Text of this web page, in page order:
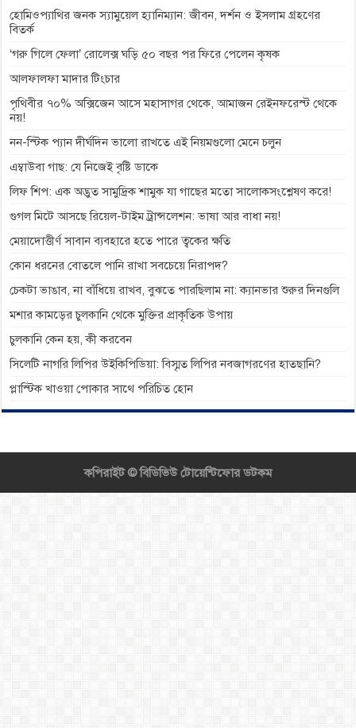
o
g
r
p
a
n
হোমিওপ্যাথির জনক স্যামুয়েল হ্যানিম্যান: জীবন, দর্শন ও ইসলাম গ্রহণের
বিতর্ক
‘গরু গিলে ফেলা’ রোলেক্স ঘড়ি ৫০ বছর পর ফিরে পেলেন কৃষক
আলফালফা মাদার টিংচার
পৃথিবীর ৭০% অক্সিজেন আসে মহাসাগর থেকে, আমাজন রেইনফরেস্ট থেকে
নয়!
নন-স্টিক প্যান দীর্ঘদিন ভালো রাখতে এই নিয়মগুলো মেনে চলুন
এম্বাউবা গাছ: যে নিজেই বৃষ্টি ডাকে
লিফ শিপ: এক অদ্ভুত সামুদ্রিক শামুক যা গাছের মতো সালোকসংশ্লেষণ করে!
গুগল মিটে আসছে রিয়েল-টাইম ট্রান্সলেশন: ভাষা আর বাধা নয়!
মেয়াদোত্তীর্ণ সাবান ব্যবহারে হতে পারে ত্বকের ক্ষতি
কোন ধরনের বোতলে পানি রাখা সবচেয়ে নিরাপদ?
চেকটা ভাঙাব, না বাঁধিয়ে রাখব, বুঝতে পারছিলাম না: ক্যানভার শুরুর দিনগুলি
মশার কামড়ের চুলকানি থেকে মুক্তির প্রাকৃতিক উপায়
চুলকানি কেন হয়, কী করবেন
সিলেটি নাগরি লিপির উইকিপিডিয়া: বিস্মৃত লিপির নবজাগরণের হাতছানি?
প্লাস্টিক খাওয়া পোকার সাথে পরিচিত হোন
কপিরাইট ©বিডিভিউ টোয়েন্টিফোর ডটকম